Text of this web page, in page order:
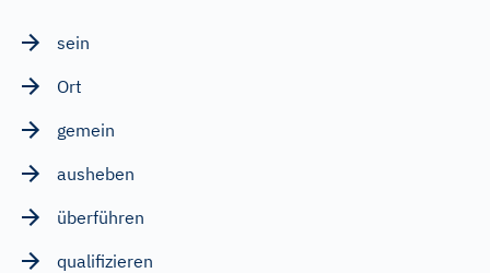
sein
Ort
gemein
ausheben
überführen
qualifizieren